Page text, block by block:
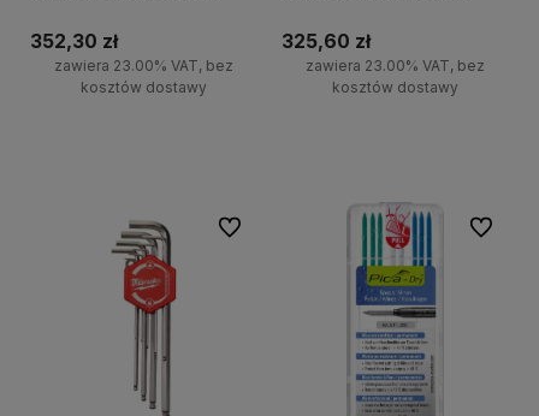
352,30 zł
zawiera 23.00% VAT, bez
kosztów dostawy
325,60 zł
zawiera 23.00% VAT, bez
kosztów dostawy
Do ulubionych Do